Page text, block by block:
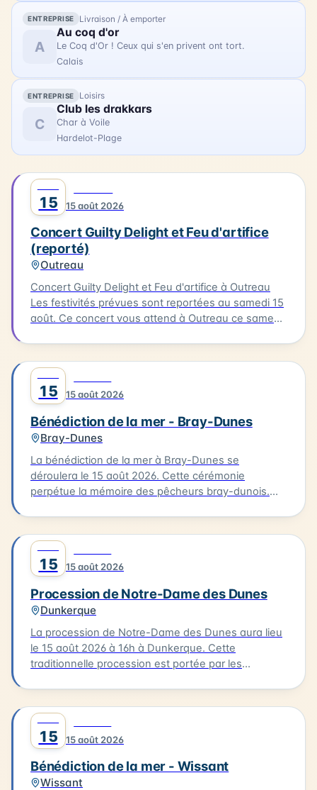
ENTREPRISE Livraison / À emporter
A
Au coq d'or
Le Coq d'Or ! Ceux qui s'en privent ont tort.
Calais
ENTREPRISE Loisirs
C
Club les drakkars
Char à Voile
Hardelot-Plage
15 15 août 2026
Concert Guilty Delight et Feu d'artifice
(reporté)
Outreau
Concert Guilty Delight et Feu d'artifice à Outreau
Les festivités prévues sont reportées au samedi 15
août. Ce concert vous attend à Outreau ce samedi
15 15 août 2026
Bénédiction de la mer - Bray-Dunes
Bray-Dunes
La bénédiction de la mer à Bray-Dunes se
déroulera le 15 août 2026. Cette cérémonie
perpétue la mémoire des pêcheurs bray-dunois.
traditionnels jusqu'à la plage. L'homologue est
ensuite rendu aux marins disparus. Cette tradition
est une occasion pour les habitants de se
15 15 août 2026
Procession de Notre-Dame des Dunes
Dunkerque
La procession de Notre-Dame des Dunes aura lieu
le 15 août 2026 à 16h à Dunkerque. Cette
traditionnelle procession est portée par les
Notre-Dame des Dunes jusqu'au quai des Anglais.
Là, se déroule la bénédiction, suivie d'une sortie
des bateaux pour un dépôt de gerbe en mer.
15 15 août 2026
Bénédiction de la mer - Wissant
Wissant